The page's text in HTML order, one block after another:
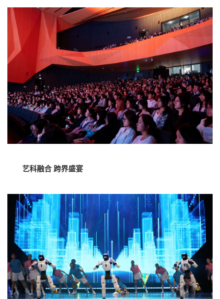
艺科融合 跨界盛宴